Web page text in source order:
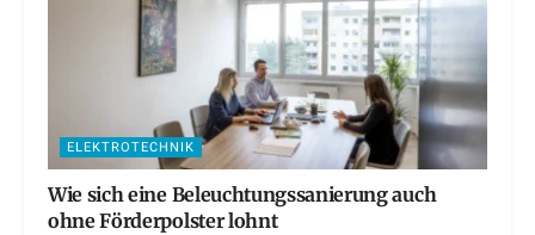
ELEKTROTECHNIK
Wie sich eine Beleuchtungssanierung auch
ohne Förderpolster lohnt